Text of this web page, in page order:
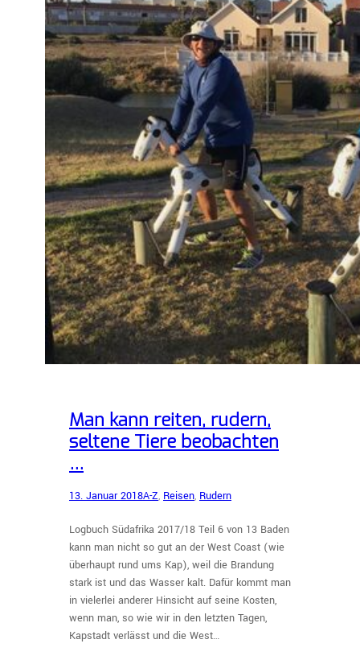
Man kann reiten, rudern,
seltene Tiere beobachten
…
13. Januar 2018A-Z, Reisen, Rudern
Logbuch Südafrika 2017/18 Teil 6 von 13 Baden
kann man nicht so gut an der West Coast (wie
überhaupt rund ums Kap), weil die Brandung
stark ist und das Wasser kalt. Dafür kommt man
in vielerlei anderer Hinsicht auf seine Kosten,
wenn man, so wie wir in den letzten Tagen,
Kapstadt verlässt und die West…